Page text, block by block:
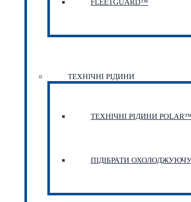
FLEETGUARD™
ТЕХНІЧНІ РІДИНИ
ТЕХНІЧНІ РІДИНИ POLAR™
ПІДІБРАТИ